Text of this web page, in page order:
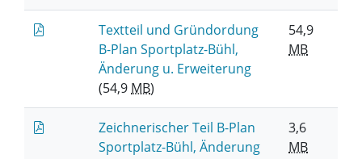
Textteil und Gründordung
B-Plan Sportplatz-Bühl,
Änderung u. Erweiterung
(54,9 MB)
54,9
MB
Zeichnerischer Teil B-Plan
Sportplatz-Bühl, Änderung
3,6
MB